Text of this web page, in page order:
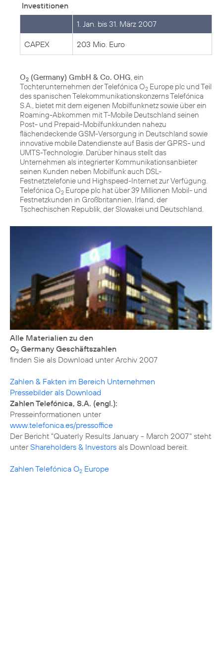
Investitionen
1. Jan. bis 31. März 2007
CAPEX 203 Mio. Euro
O2 (Germany) GmbH & Co. OHG, ein
Tochterunternehmen der Telefónica O2 Europe plc und Teil
des spanischen Telekommunikationskonzerns Telefónica
S.A., bietet mit dem eigenen Mobilfunknetz sowie über ein
Roaming-Abkommen mit T-Mobile Deutschland seinen
Post- und Prepaid-Mobilfunkkunden nahezu
flächendeckende GSM-Versorgung in Deutschland sowie
innovative mobile Datendienste auf Basis der GPRS- und
UMTS-Technologie. Darüber hinaus stellt das
Unternehmen als integrierter Kommunikationsanbieter
seinen Kunden neben Mobilfunk auch DSL-
Festnetztelefonie und Highspeed-Internet zur Verfügung.
Telefónica O2 Europe plc hat über 39 Millionen Mobil- und
Festnetzkunden in Großbritannien, Irland, der
Tschechischen Republik, der Slowakei und Deutschland.
Alle Materialien zu den
O2 Germany Geschäftszahlen
finden Sie als Download unterArchiv 2007
Zahlen & Fakten im Bereich Unternehmen
Pressebilder als Download
Zahlen Telefónica, S.A. (engl.):
www.telefonica.es/pressoffice
Der Bericht "Quaterly Results January - March 2007" steht
unterShareholders & Investors als Download bereit.
Zahlen Telefónica O2 Europe